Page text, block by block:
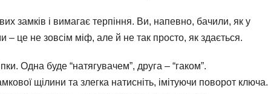
замків і вимагає терпіння. Ви, напевно, бачили, як у
– це не зовсім міф, але й не так просто, як здається.
Одна буде “натягувачем”, друга – “гаком”.
щілини та злегка натисніть, імітуючи поворот ключа.